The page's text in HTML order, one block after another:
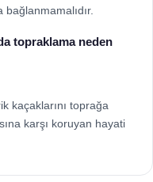
topraklama neden
kaçaklarını toprağa
karşı koruyan hayati